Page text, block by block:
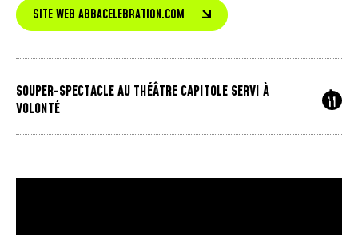
SITE WEB ABBACELEBRATION.COM
SOUPER-SPECTACLE AU THÉÂTRE CAPITOLE SERVI À
VOLONTÉ